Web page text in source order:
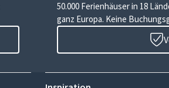
50.000 Ferienhäuser in 18
ganz Europa. Keine